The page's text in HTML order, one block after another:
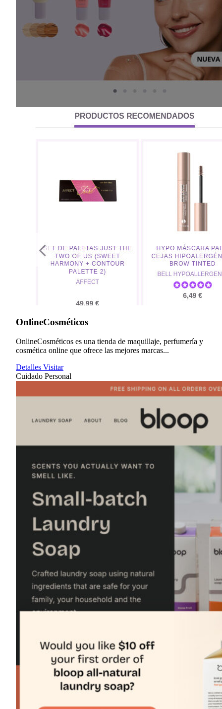
OnlineCosméticos
OnlineCosméticos es una tienda de maquillaje, perfumería y
cosmética online que ofrece las mejores marcas...
Detalles Visitar
Cuidado Personal